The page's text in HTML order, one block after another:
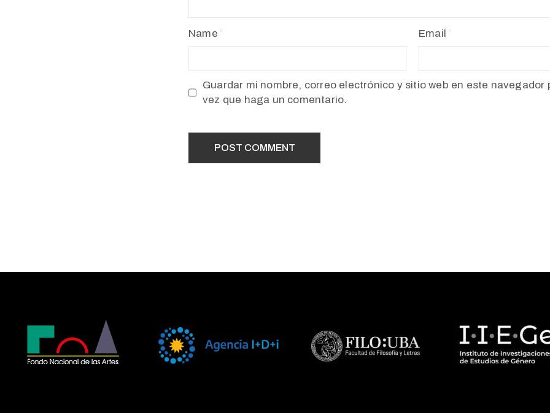
Name Email
Guardar mi nombre, correo electrónico y sitio web en este navegador
vez que haga un comentario.